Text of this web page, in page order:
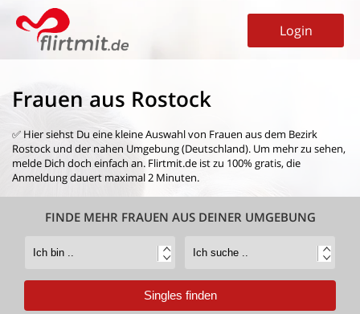
Login
Frauen aus Rostock
✅ Hier siehst Du eine kleine Auswahl von Frauen aus dem Bezirk
Rostock und der nahen Umgebung (Deutschland). Um mehr zu sehen,
melde Dich doch einfach an. Flirtmit.de ist zu 100% gratis, die
Anmeldung dauert maximal 2 Minuten.
FINDE MEHR FRAUEN AUS DEINER UMGEBUNG